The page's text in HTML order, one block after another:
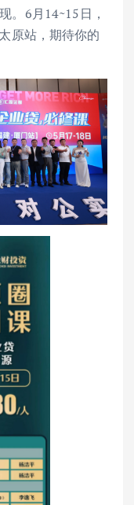
。6月14~15日，
原站，期待你的